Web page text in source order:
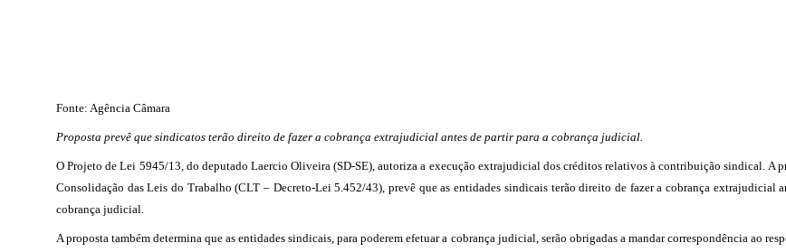
Fonte: Agência Câmara
Proposta prevê que sindicatos terão direito de fazer a cobrança extrajudicial antes de partir para a cobrança judicial.
O Projeto de Lei 5945/13, do deputado Laercio Oliveira (SD-SE), autoriza a execução extrajudicial dos créditos relativos à contribuição sindical. A
Consolidação das Leis do Trabalho (CLT – Decreto-Lei 5.452/43), prevê que as entidades sindicais terão direito de fazer a cobrança extrajudicial
cobrança judicial.
A proposta também determina que as entidades sindicais, para poderem efetuar a cobrança judicial, serão obrigadas a mandar correspondência ao